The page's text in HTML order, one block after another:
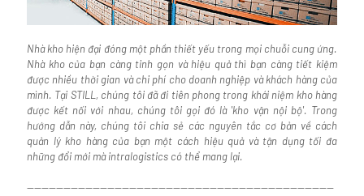
Nhà kho hiện đại đóng một phần thiết yếu trong mọi chuỗi cung ứng.
Nhà kho của bạn càng tinh gọn và hiệu quả thì bạn càng tiết kiệm
được nhiều thời gian và chi phí cho doanh nghiệp và khách hàng của
mình. Tại STILL, chúng tôi đã đi tiên phong trong khái niệm kho hàng
được kết nối với nhau, chúng tôi gọi đó là 'kho vận nội bộ'. Trong
hướng dẫn này, chúng tôi chia sẻ các nguyên tắc cơ bản về cách
quản lý kho hàng của bạn một cách hiệu quả và tận dụng tối đa
những đổi mới mà intralogistics có thể mang lại.
------------------------------------------------------------------------------------